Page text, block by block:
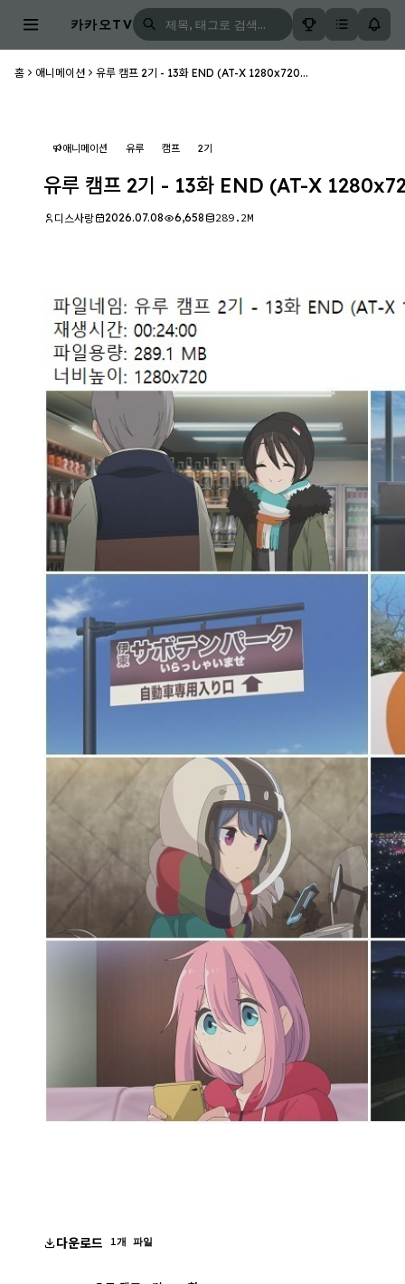
카카오TV
홈 애니메이션 유루 캠프 2기 - 13화 END (AT-X 1280x720...
애니메이션 유루 캠프 2기
유루 캠프 2기 - 13화 END (AT-X
디스사랑 2026.07.08 6,658 289.2M
다운로드 1개 파일